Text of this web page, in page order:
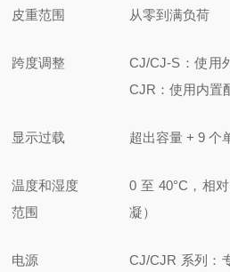
皮重范围 从零到满负荷
跨度调整
CJ/CJ-S：使用
CJR：使用内置
显示过载 超出容量 + 9 个
温度和湿度
范围
0 至 40°C，相
凝）
电源
CJ/CJR 系列：